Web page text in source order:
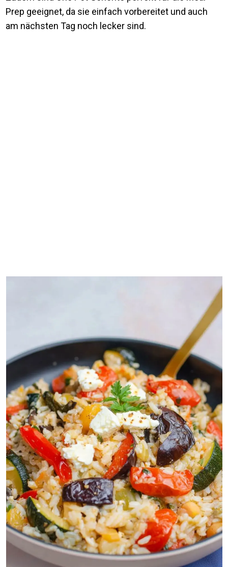
Prep geeignet, da sie einfach vorbereitet und auch
am nächsten Tag noch lecker sind.